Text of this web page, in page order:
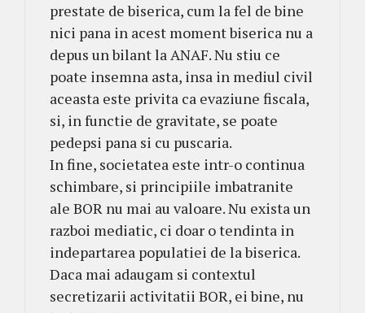
prestate de biserica, cum la fel de bine
nici pana in acest moment biserica nu a
depus un bilant la ANAF. Nu stiu ce
poate insemna asta, insa in mediul civil
aceasta este privita ca evaziune fiscala,
si, in functie de gravitate, se poate
pedepsi pana si cu puscaria.
In fine, societatea este intr-o continua
schimbare, si principiile imbatranite
ale BOR nu mai au valoare. Nu exista un
razboi mediatic, ci doar o tendinta in
indepartarea populatiei de la biserica.
Daca mai adaugam si contextul
secretizarii activitatii BOR, ei bine, nu